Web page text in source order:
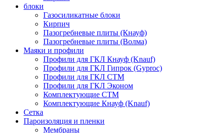
блоки
Газосиликатные блоки
Кирпич
Пазогребневые плиты (Кнауф)
Пазогребневые плиты (Волма)
Маяки и профили
Профили для ГКЛ Кнауф (Knauf)
Профили для ГКЛ Гипрок (Gyproc)
Профили для ГКЛ СТМ
Профили для ГКЛ Эконом
Комплектующие СТМ
Комплектующие Кнауф (Knauf)
Сетка
Пароизоляция и пленки
Мембраны